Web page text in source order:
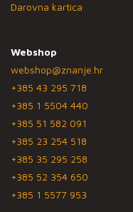
Darovna kartica
Webshop
webshop@znanje.hr
+385 43 295 718
+385 1 5504 440
+385 51 582 091
+385 23 254 518
+385 35 295 258
+385 52 354 650
+385 1 5577 953